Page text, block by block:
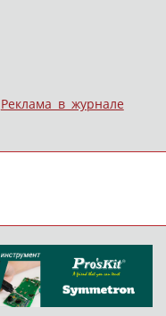
Реклама в журнале